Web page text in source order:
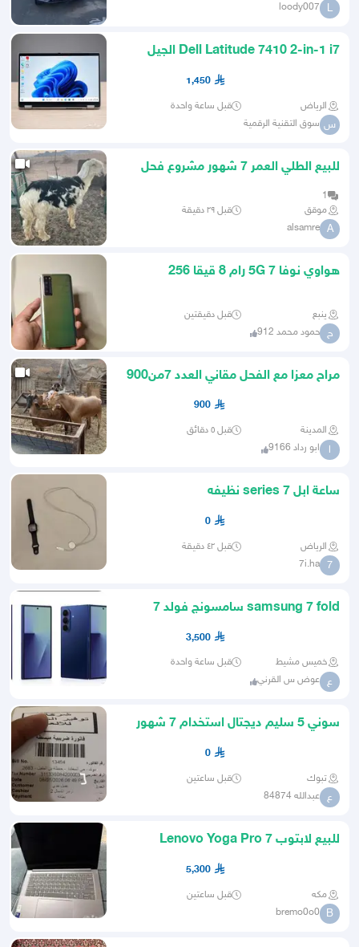
L
loody007
Dell Latitude 7410 2-in-1 i7 الجيل
1,450
الرياض قبل ساعة واحدة
س سوق التقنية الرقمية
للبيع الطلي العمر 7 شهور مشروع فحل
1
موقق
قبل ٢٩ دقيقة
A
alsamre
هواوي نوفا 7 5G رام 8 قيقا 256
ينبع قبل دقيقتين
ح حمود محمد 912
مراح معزا مع الفحل مقاني العدد 7من900
900
المدينة قبل ٥ دقائق
ا ابو رداد 9166
ساعة ابل series 7 نظيفه
0
الرياض قبل ٤٢ دقيقة
7
7i.ha
samsung 7 fold سامسونج فولد 7
3,500
خميس مشيط قبل ساعة واحدة
ع عوض س القرني
سوني 5 سليم ديجتال استخدام 7 شهور
0
تبوك قبل ساعتين
ع عبدالله 84874
للبيع لابتوب Lenovo Yoga Pro 7
5,300
مكه قبل ساعتين
B
bremo0o0